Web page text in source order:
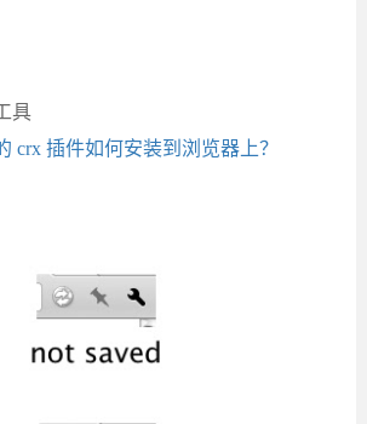
具
crx 插件如何安装到浏览器上？